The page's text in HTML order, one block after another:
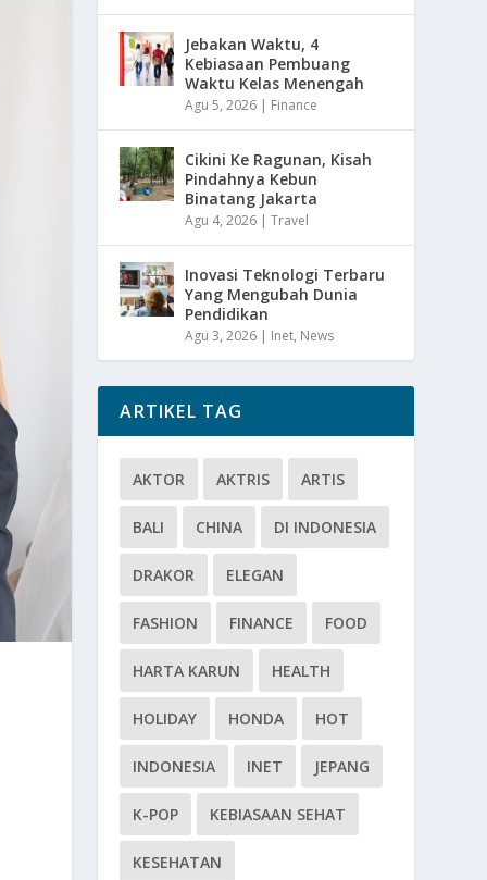
Jebakan Waktu, 4
Kebiasaan Pembuang
Waktu Kelas Menengah
Agu 5, 2026 | Finance
Cikini Ke Ragunan, Kisah
Pindahnya Kebun
Binatang Jakarta
Agu 4, 2026 |Travel
Inovasi Teknologi Terbaru
Yang Mengubah Dunia
Pendidikan
Agu 3, 2026 | Inet, News
ARTIKEL TAG
AKTOR AKTRIS ARTIS
BALI CHINA DI INDONESIA
DRAKOR ELEGAN
FASHION FINANCE FOOD
HARTA KARUN HEALTH
HOLIDAY HONDA HOT
INDONESIA INET JEPANG
K-POP KEBIASAAN SEHAT
KESEHATAN